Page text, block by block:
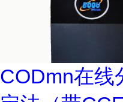
CODmn在线